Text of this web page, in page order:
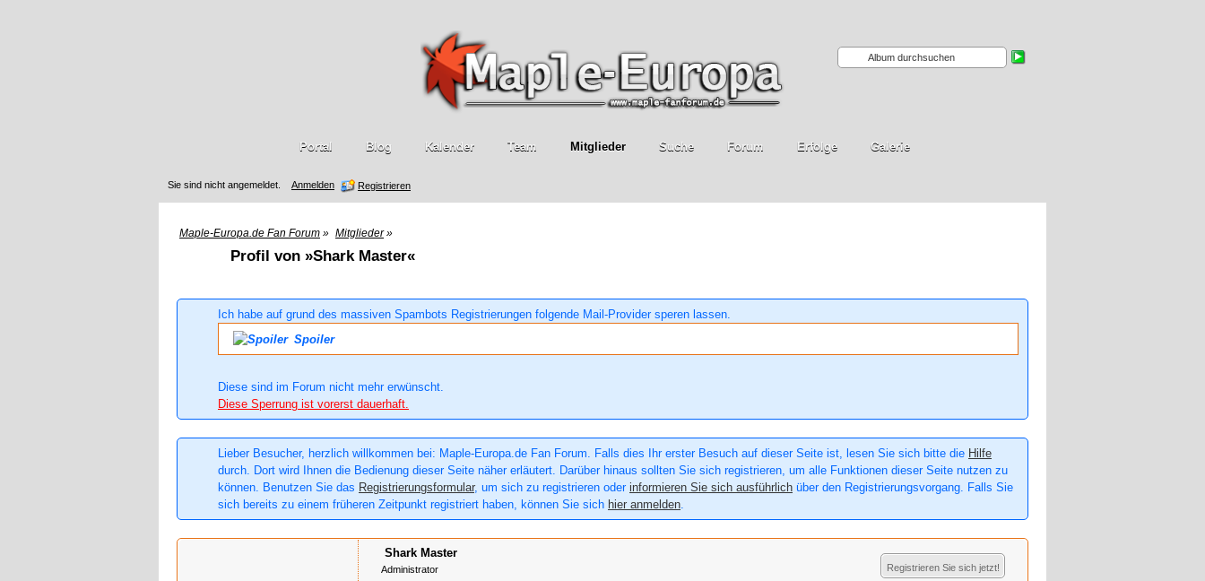
Sie sind nicht angemeldet. Anmelden Registrieren
Portal Blog Kalender Team Mitglieder Suche Forum Erfolge Galerie
Maple-Europa.de Fan Forum » Mitglieder»
Profil von »Shark Master«
Ich habe auf grund des massiven Spambots Registrierungen folgende Mail-Provider speren lassen.
Spoiler
Diese sind im Forum nicht mehr erwünscht.
Diese Sperrung ist vorerst dauerhaft.
Lieber Besucher, herzlich willkommen bei: Maple-Europa.de Fan Forum. Falls dies Ihr erster Besuch auf dieser Seite ist, lesen Sie sich bitte die Hilfe
durch. Dort wird Ihnen die Bedienung dieser Seite näher erläutert. Darüber hinaus sollten Sie sich registrieren, um alle Funktionen dieser Seite nutzen zu
können. Benutzen Sie das Registrierungsformular, um sich zu registrieren oder informieren Sie sich ausführlich über den Registrierungsvorgang. Falls Sie
sich bereits zu einem früheren Zeitpunkt registriert haben, können Sie sich hier anmelden.
Shark Master
Administrator Registrieren Sie sich jetzt!